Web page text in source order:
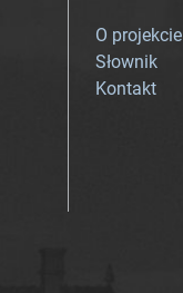
O projekcie
Słownik
Kontakt